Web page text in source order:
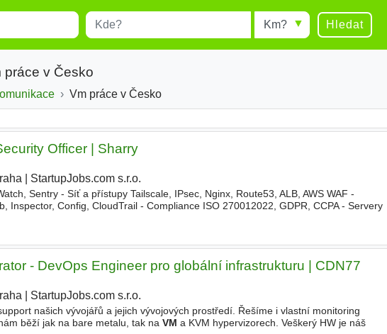
Místo Radius Hledat
práce v Česko
Vm práce v Česko
Officer | Sharry
StartupJobs.com s.r.o.
Sentry - Síť a přístupy Tailscale, IPsec, Nginx, Route53, ALB, AWS WAF -
Inspector, Config, CloudTrail - Compliance ISO 270012022, GDPR, CCPA - Servery
- DevOps Engineer pro globální infrastrukturu | CDN77
StartupJobs.com s.r.o.
našich vývojářů a jejich vývojových prostředí. Řešíme i vlastní monitoring
běží jak na bare metalu, tak na VM a KVM hypervizorech. Veškerý HW je náš